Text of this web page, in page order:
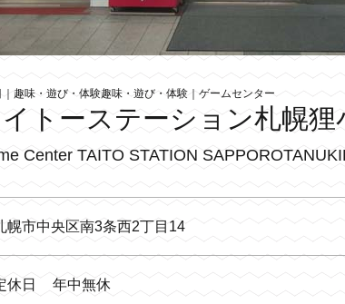
｜趣味・遊び・体験趣味・遊び・体験｜ゲームセンター
トーステーション札幌狸
Center TAITO STATION
幌市中央区南3条西2丁目14
休日 年中無休